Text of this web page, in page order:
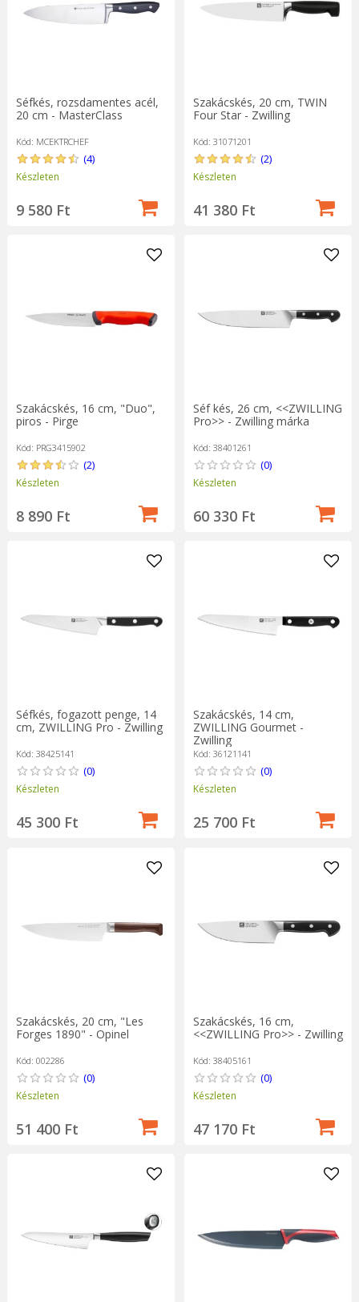
Séfkés, rozsdamentes acél,
20 cm - MasterClass
Kód: MCEKTRCHEF
(4)
Készleten
9 580 Ft
Szakácskés, 20 cm, TWIN
Four Star - Zwilling
Kód: 31071201
(2)
Készleten
41 380 Ft
Szakácskés, 16 cm, "Duo",
piros - Pirge
Kód: PRG3415902
(2)
Készleten
8 890 Ft
Séf kés, 26 cm, <<ZWILLING
Pro>> - Zwilling márka
Kód: 38401261
(0)
Készleten
60 330 Ft
Séfkés, fogazott penge, 14
cm, ZWILLING Pro - Zwilling
Kód: 38425141
(0)
Készleten
45 300 Ft
Szakácskés, 14 cm,
ZWILLING Gourmet -
Zwilling
Kód: 36121141
(0)
Készleten
25 700 Ft
Szakácskés, 20 cm, "Les
Forges 1890" - Opinel
Kód: 002286
(0)
Készleten
51 400 Ft
Szakácskés, 16 cm,
<<ZWILLING Pro>> - Zwilling
Kód: 38405161
(0)
Készleten
47 170 Ft